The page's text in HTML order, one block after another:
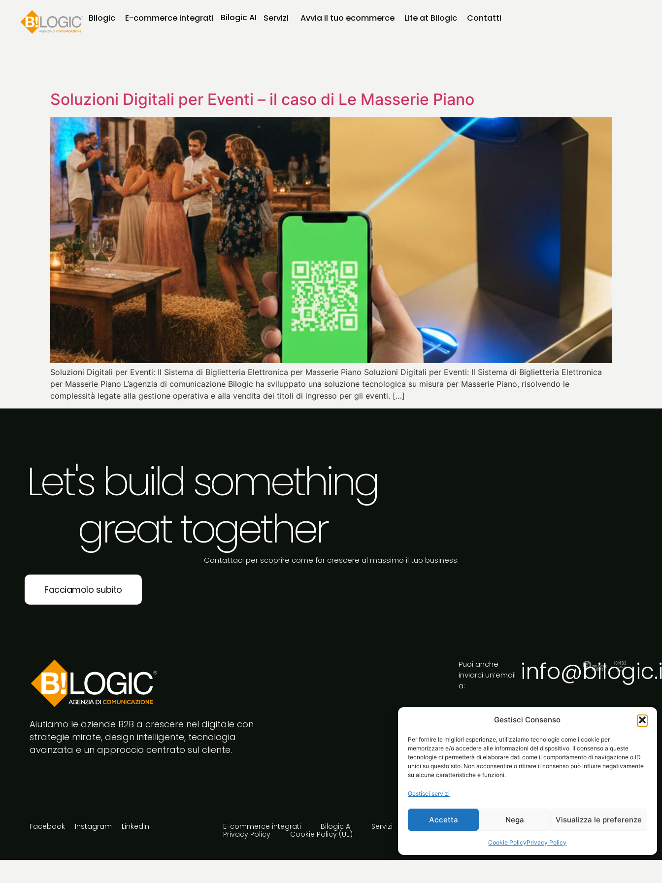
Gestisci Consenso
Per fornire le migliori esperienze, utilizziamo tecnologie come i cookie per
memorizzare e/o accedere alle informazioni del dispositivo. Il consenso a queste
tecnologie ci permetterà di elaborare dati come il comportamento di navigazione o ID
unici su questo sito. Non acconsentire o ritirare il consenso può influire negativamente
su alcune caratteristiche e funzioni.
Gestisci servizi
Accetta Nega Visualizza le preferenze
Cookie PolicyPrivacy Policy
Bilogic E-commerce integrati Bilogic AI Servizi Avvia il tuo ecommerce Life at Bilogic Contatti
Soluzioni Digitali per Eventi – il caso di Le Masserie Piano
Soluzioni Digitali per Eventi: Il Sistema di Biglietteria Elettronica per Masserie Piano Soluzioni Digitali per Eventi: Il Sistema di Biglietteria Elettronica
per Masserie Piano L’agenzia di comunicazione Bilogic ha sviluppato una soluzione tecnologica su misura per Masserie Piano, risolvendo le
complessità legate alla gestione operativa e alla vendita dei titoli di ingresso per gli eventi. […]
Let's build something
great together
Contattaci per scoprire come far crescere al massimo il tuo business.
Facciamolo subito
Aiutiamo le aziende B2B a crescere nel digitale con
strategie mirate, design intelligente, tecnologia
avanzata e un approccio centrato sul cliente.
Puoi anche
inviarci un’email
a:
Facebook Instagram LinkedIn E-commerce integrati Bilogic AI Servizi Avvia il tuo ecommerce Life at Bilogic
Contatti
Privacy Policy
Cookie Policy (UE)